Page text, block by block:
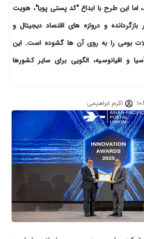
این طرح با ابداع "کد پستی پویا"، هویت
و دروازه های اقتصاد دیجیتال و
بومی را به روی آن ها گشوده است. این
اقیانوسیه، الگویی برای سایر کشورها
اکرم ابراهیمی